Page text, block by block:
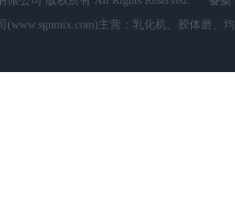
(www.sgnmix.com)主营：乳化机、胶体磨